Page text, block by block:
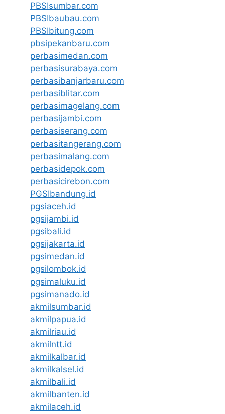
PBSIsumbar.com
PBSIbaubau.com
PBSIbitung.com
pbsipekanbaru.com
perbasimedan.com
perbasisurabaya.com
perbasibanjarbaru.com
perbasiblitar.com
perbasimagelang.com
perbasijambi.com
perbasiserang.com
perbasitangerang.com
perbasimalang.com
perbasidepok.com
perbasicirebon.com
PGSIbandung.id
pgsiaceh.id
pgsijambi.id
pgsibali.id
pgsijakarta.id
pgsimedan.id
pgsilombok.id
pgsimaluku.id
pgsimanado.id
akmilsumbar.id
akmilpapua.id
akmilriau.id
akmilntt.id
akmilkalbar.id
akmilkalsel.id
akmilbali.id
akmilbanten.id
akmilaceh.id